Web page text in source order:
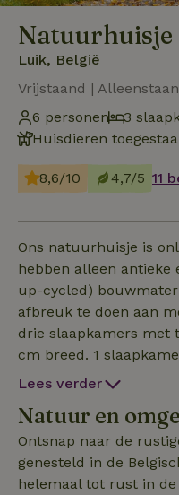
Natuurhuisje
Luik, België
Vrijstaand |
6 personen
3
Huisdieren
8,6/10 4,7/5 11
Ons natuurhuisje is
hebben alleen
up-cycled)
afbreuk te doen aan
drie slaapkamers met
cm breed. 1
een tweede
De keuken is volledig
een Engels heet AGA
gaskookplaten, 2
ovens. Japanse
Lees verder
Natuur en
Ontsnap naar de
genesteld in de
helemaal tot rust in